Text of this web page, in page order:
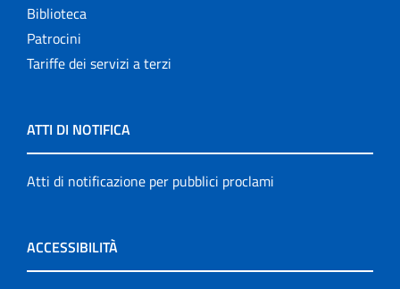
Biblioteca
Patrocini
Tariffe dei servizi a terzi
ATTI DI NOTIFICA
Atti di notificazione per pubblici proclami
ACCESSIBILITÀ